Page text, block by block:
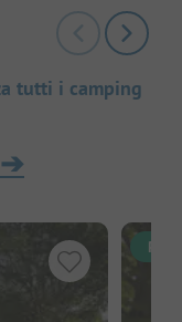
tutti i camping
➔